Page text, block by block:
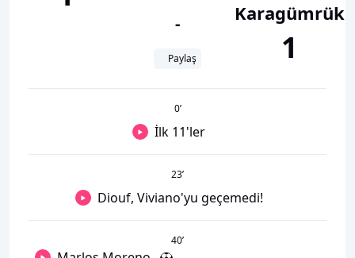
-
Paylaş
Karagümrük
1
0’
İlk 11'ler
23’
Diouf, Viviano'yu geçemedi!
40’